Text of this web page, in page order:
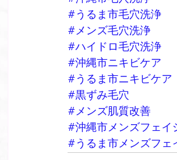
#うるま市毛穴洗浄
#メンズ毛穴洗浄
#ハイドロ毛穴洗浄
#沖縄市ニキビケア
#うるま市ニキビケア
#黒ずみ毛穴
#メンズ肌質改善
#沖縄市メンズフェイ
#うるま市メンズフェ